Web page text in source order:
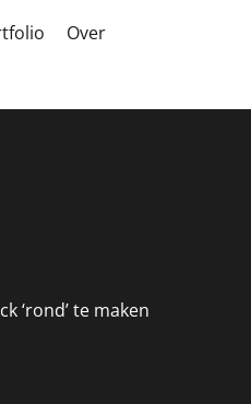
Over
‘rond’ te maken